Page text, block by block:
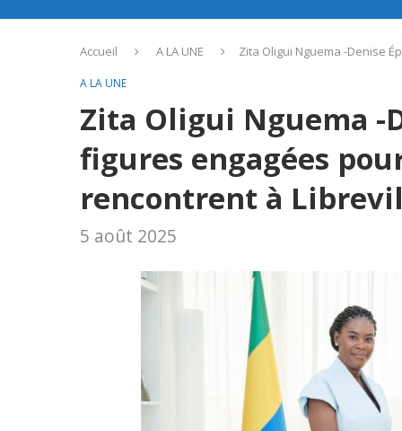
Accueil A LA UNE Zita Oligui Nguema -Denise
A LA UNE
Zita Oligui Nguema -
figures engagées
rencontrent à
5 août 2025